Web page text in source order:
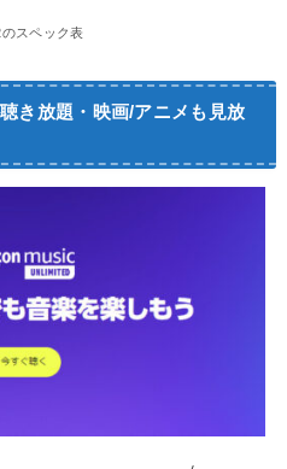
スペック表
き放題・映画/アニメも見放